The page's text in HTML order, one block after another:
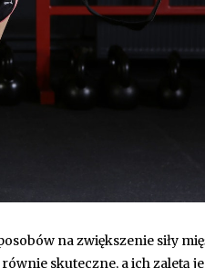
na zwiększenie siły
skuteczne, a ich zaletą